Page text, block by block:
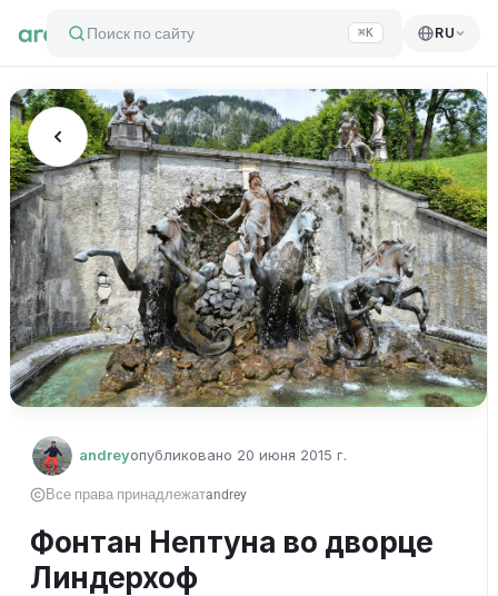
Поиск по сайту ⌘K RU
andreyопубликовано 20 июня 2015 г.
Все права принадлежатandrey
Фонтан Нептуна во дворце
Линдерхоф